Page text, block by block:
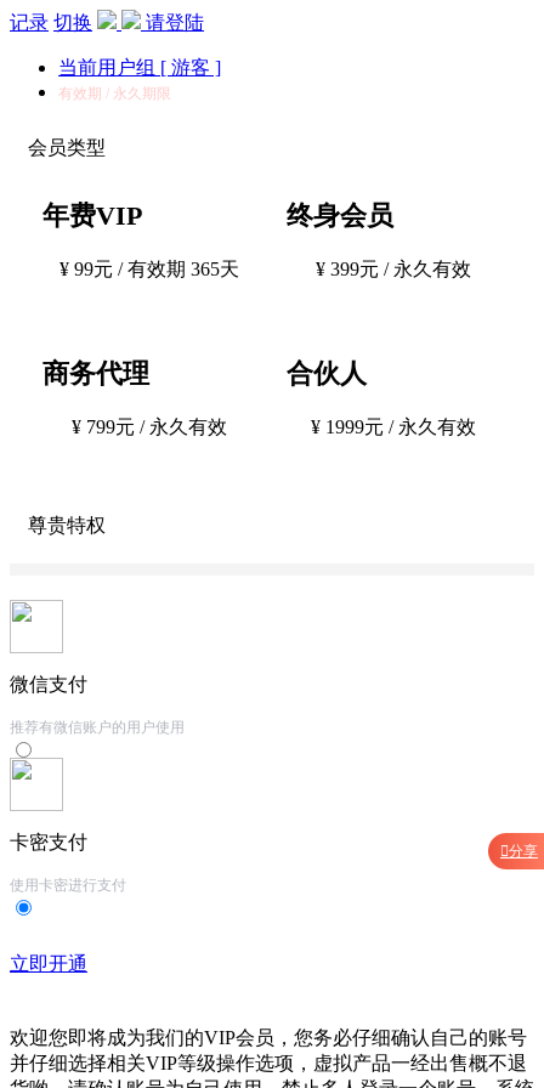
记录 切换 请登陆
当前用户组 [ 游客 ]
有效期 / 永久期限
会员类型
年费VIP
¥ 99元 / 有效期 365天
终身会员
¥ 399元 / 永久有效
商务代理
¥ 799元 / 永久有效
合伙人
¥ 1999元 / 永久有效
尊贵特权
微信支付
推荐有微信账户的用户使用
卡密支付
使用卡密进行支付
立即开通
欢迎您即将成为我们的VIP会员，您务必仔细确认自己的账号
并仔细选择相关VIP等级操作选项，虚拟产品一经出售概不退
分享